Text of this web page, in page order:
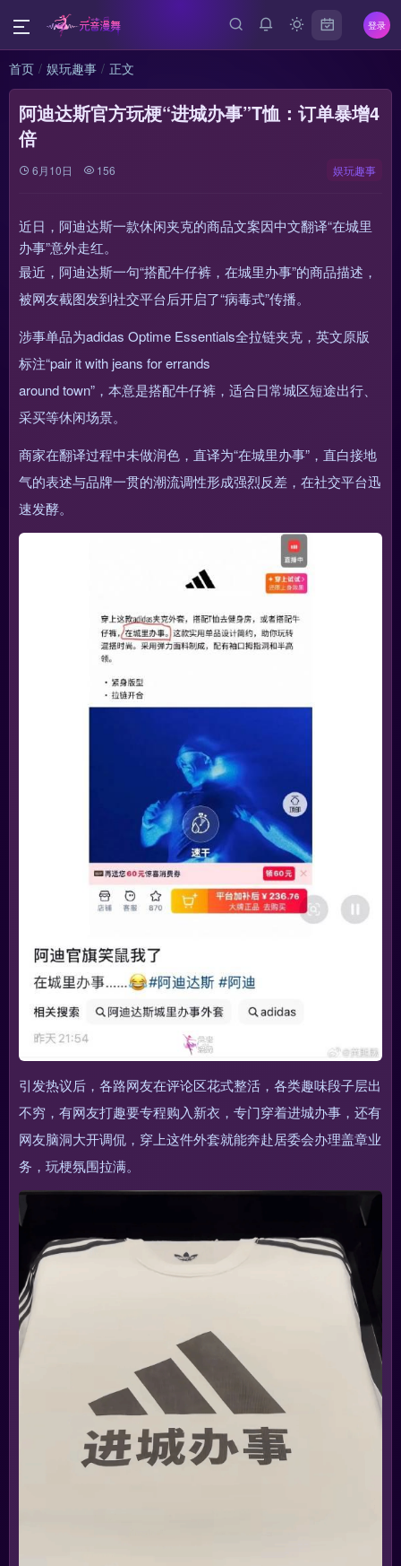
登录
首页 娱玩趣事 正文
阿迪达斯官方玩梗“进城办事”T恤：订单暴增4
倍
6月10日 156 娱玩趣事
近日，阿迪达斯一款休闲夹克的商品文案因中文翻译“在城里
办事”意外走红。
最近，阿迪达斯一句“搭配牛仔裤，在城里办事”的商品描述，
被网友截图发到社交平台后开启了“病毒式”传播。
涉事单品为adidas Optime Essentials全拉链夹克，英文原版
标注“pair it with jeans for errands
around town”，本意是搭配牛仔裤，适合日常城区短途出行、
采买等休闲场景。
商家在翻译过程中未做润色，直译为“在城里办事”，直白接地
气的表述与品牌一贯的潮流调性形成强烈反差，在社交平台迅
速发酵。
引发热议后，各路网友在评论区花式整活，各类趣味段子层出
不穷，有网友打趣要专程购入新衣，专门穿着进城办事，还有
网友脑洞大开调侃，穿上这件外套就能奔赴居委会办理盖章业
务，玩梗氛围拉满。